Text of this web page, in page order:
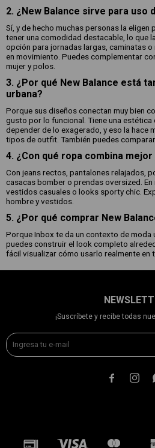
2. ¿New Balance sirve para uso
Sí, y de hecho muchas personas la eligen
tener una comodidad destacable, lo que
opción para jornadas largas, caminatas
en movimiento. Puedes complementar
mujer y polos.
3. ¿Por qué New Balance está
urbana?
Porque sus diseños conectan muy bien
gusto por lo funcional. Tiene una estética
depender de lo exagerado, y eso la hace
tipos de outfit. También puedes comparar
4. ¿Con qué ropa combina mejor
Con jeans rectos, pantalones relajados,
casacas bomber o prendas oversized.
vestidos casuales o looks sporty chic.
hombre y vestidos.
5. ¿Por qué comprar New
Porque Inbox te da un contexto de moda
puedes construir el look completo
fácil visualizar cómo usarlo realmente en
¡Suscríbete y recibe todas
 